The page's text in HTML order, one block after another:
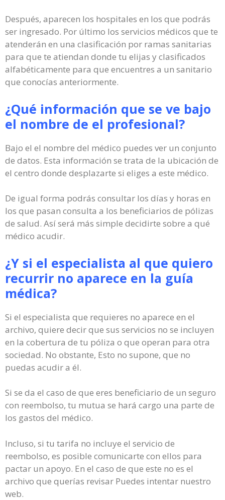
Después, aparecen los hospitales en los que podrás
ser ingresado. Por último los servicios médicos que te
atenderán en una clasificación por ramas sanitarias
para que te atiendan donde tu elijas y clasificados
alfabéticamente para que encuentres a un sanitario
que conocías anteriormente.
¿Qué información que se ve bajo
el nombre de el profesional?
Bajo el el nombre del médico puedes ver un conjunto
de datos. Esta información se trata de la ubicación de
el centro donde desplazarte si eliges a este médico.
De igual forma podrás consultar los días y horas en
los que pasan consulta a los beneficiarios de pólizas
de salud. Así será más simple decidirte sobre a qué
médico acudir.
¿Y si el especialista al que quiero
recurrir no aparece en la guía
médica?
Si el especialista que requieres no aparece en el
archivo, quiere decir que sus servicios no se incluyen
en la cobertura de tu póliza o que operan para otra
sociedad. No obstante, Esto no supone, que no
puedas acudir a él.
Si se da el caso de que eres beneficiario de un seguro
con reembolso, tu mutua se hará cargo una parte de
los gastos del médico.
Incluso, si tu tarifa no incluye el servicio de
reembolso, es posible comunicarte con ellos para
pactar un apoyo. En el caso de que este no es el
archivo que querías revisar Puedes intentar nuestro
web.